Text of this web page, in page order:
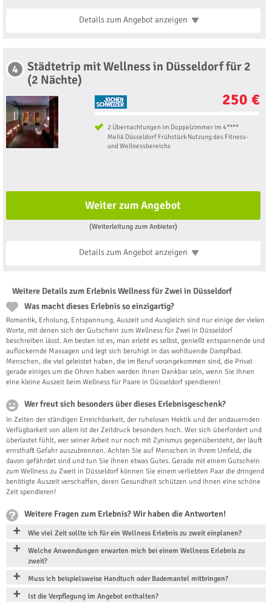
Details zum Angebotanzeigen
4
Städtetrip mit Wellness in Düsseldorf für 2
(2 Nächte)
250 €
2 Übernachtungen im Doppelzimmer im 4****
Meliá Düsseldorf Frühstück Nutzung des Fitness-
und Wellnessbereichs
Weiter zum Angebot
(Weiterleitung zum Anbieter)
Details zum Angebotanzeigen
Weitere Details zum Erlebnis Wellness für Zwei in Düsseldorf
Was macht dieses Erlebnis so einzigartig?
Romantik, Erholung, Entspannung, Auszeit und Ausgleich sind nur einige der vielen
Worte, mit denen sich der Gutschein zum Wellness für Zwei in Düsseldorf
beschreiben lässt. Am besten ist es, man erlebt es selbst, genießt entspannende und
auflockernde Massagen und legt sich beruhigt in das wohltuende Dampfbad.
Menschen, die viel geleistet haben, die im Beruf vorangekommen sind, die Privat
gerade einiges um die Ohren haben werden Ihnen Dankbar sein, wenn Sie ihnen
eine kleine Auszeit beim Wellness für Paare in Düsseldorf spendieren!
Wer freut sich besonders über dieses Erlebnisgeschenk?
In Zeiten der ständigen Erreichbarkeit, der ruhelosen Hektik und der andauernden
Verfügbarkeit von allem ist der Zeitdruck besonders hoch. Wer sich überfordert und
überlastet fühlt, wer seiner Arbeit nur noch mit Zynismus gegenübersteht, der läuft
ernsthaft Gefahr auszubrennen. Achten Sie auf Menschen in Ihrem Umfeld, die
davon gefährdet sind und tun Sie ihnen etwas Gutes. Gerade mit einem Gutschein
zum Wellness zu Zweit in Düsseldorf können Sie einem verliebten Paar die dringend
benötigte Auszeit verschaffen, deren Gesundheit schützen und ihnen eine schöne
Zeit spendieren!
Weitere Fragen zum Erlebnis? Wir haben die Antworten!
Wie viel Zeit sollte ich für ein Wellness Erlebnis zu zweit einplanen?
Welche Anwendungen erwarten mich bei einem Wellness Erlebnis zu
zweit?
Muss ich beispielsweise Handtuch oder Bademantel mitbringen?
Ist die Verpflegung im Angebot enthalten?